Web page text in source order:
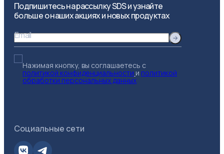
Подпишитесь на рассылку SDS и узнайте
больше о наших акциях и новых продуктах
Email
Нажимая кнопку, вы соглашаетесь с
политикой конфиденциальности и политикой
обработки персональных данных
Социальные сети